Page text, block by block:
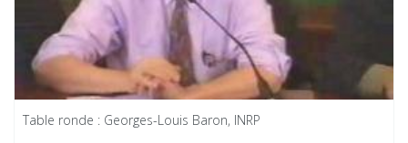
Table ronde : Georges-Louis Baron, INRP